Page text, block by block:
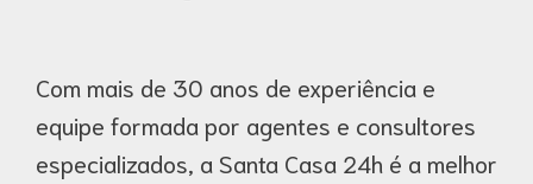
Com mais de 30 anos de experiência e
equipe formada por agentes e consultores
especializados, a Santa Casa 24h é a melhor